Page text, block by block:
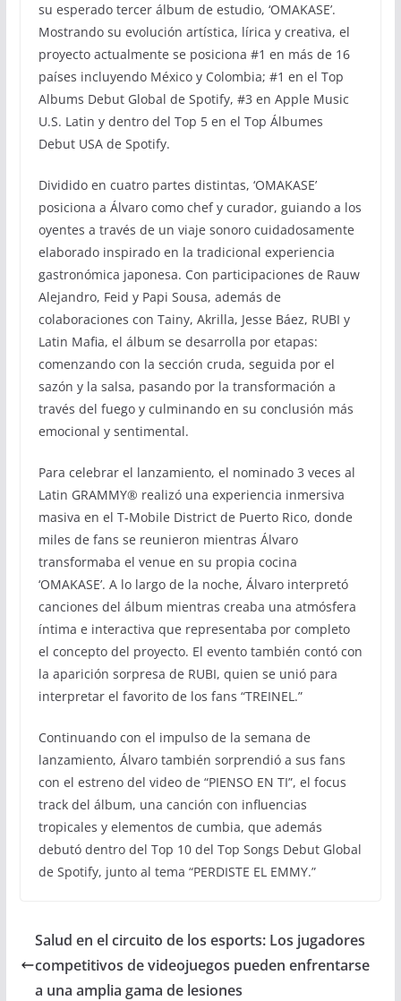
su esperado tercer álbum de estudio, ‘OMAKASE’.
Mostrando su evolución artística, lírica y creativa, el
proyecto actualmente se posiciona #1 en más de 16
países incluyendo México y Colombia; #1 en el Top
Albums Debut Global de Spotify, #3 en Apple Music
U.S. Latin y dentro del Top 5 en el Top Álbumes
Debut USA de Spotify.
Dividido en cuatro partes distintas, ‘OMAKASE’
posiciona a Álvaro como chef y curador, guiando a los
oyentes a través de un viaje sonoro cuidadosamente
elaborado inspirado en la tradicional experiencia
gastronómica japonesa. Con participaciones de Rauw
Alejandro, Feid y Papi Sousa, además de
colaboraciones con Tainy, Akrilla, Jesse Báez, RUBI y
Latin Mafia, el álbum se desarrolla por etapas:
comenzando con la sección cruda, seguida por el
sazón y la salsa, pasando por la transformación a
través del fuego y culminando en su conclusión más
emocional y sentimental.
Para celebrar el lanzamiento, el nominado 3 veces al
Latin GRAMMY® realizó una experiencia inmersiva
masiva en el T-Mobile District de Puerto Rico, donde
miles de fans se reunieron mientras Álvaro
transformaba el venue en su propia cocina
‘OMAKASE’. A lo largo de la noche, Álvaro interpretó
canciones del álbum mientras creaba una atmósfera
íntima e interactiva que representaba por completo
el concepto del proyecto. El evento también contó con
la aparición sorpresa de RUBI, quien se unió para
interpretar el favorito de los fans “TREINEL.”
Continuando con el impulso de la semana de
lanzamiento, Álvaro también sorprendió a sus fans
con el estreno del video de “PIENSO EN TI”, el focus
track del álbum, una canción con influencias
tropicales y elementos de cumbia, que además
debutó dentro del Top 10 del Top Songs Debut Global
de Spotify, junto al tema “PERDISTE EL EMMY.”
Salud en el circuito de los esports: Los jugadores
competitivos de videojuegos pueden enfrentarse
a una amplia gama de lesiones